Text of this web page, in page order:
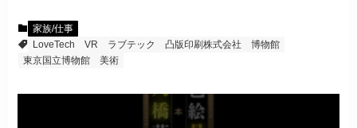
家族/仕事
LoveTech
VR ラブテック 凸版印刷株式会社
博物館
東京国立博物館
美術